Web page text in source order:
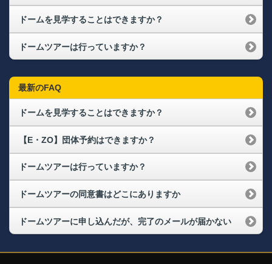
ドームを見学することはできますか？
ドームツアーは行っていますか？
最新のFAQ
ドームを見学することはできますか？
【E・ZO】団体予約はできますか？
ドームツアーは行っていますか？
ドームツアーの同意書はどこにありますか
ドームツアーに申し込んだが、完了のメールが届かない